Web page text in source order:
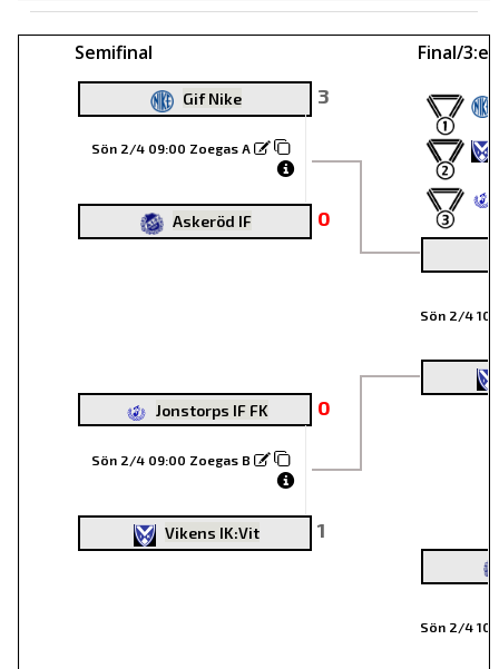
Semifinal Final/3:e
Gif Nike 3
Sön 2/4 09:00 Zoegas A
Askeröd IF 0
Jonstorps IF FK 0
Sön 2/4 09:00 Zoegas B
Vikens IK:Vit 1
Sön 2/4
Sön 2/4